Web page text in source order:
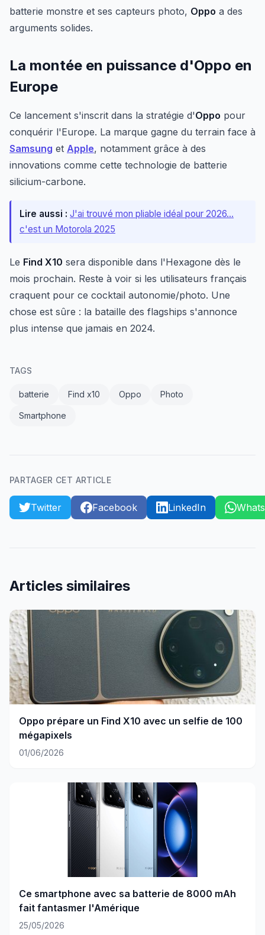
batterie monstre et ses capteurs photo, Oppo a des
arguments solides.
La montée en puissance d'Oppo en
Europe
Ce lancement s'inscrit dans la stratégie d'Oppo pour
conquérir l'Europe. La marque gagne du terrain face à
Samsung et Apple, notamment grâce à des
innovations comme cette technologie de batterie
silicium-carbone.
Lire aussi : J'ai trouvé mon pliable idéal pour 2026...
c'est un Motorola 2025
Le Find X10 sera disponible dans l'Hexagone dès le
mois prochain. Reste à voir si les utilisateurs français
craquent pour ce cocktail autonomie/photo. Une
chose est sûre : la bataille des flagships s'annonce
plus intense que jamais en 2024.
TAGS
batterie Find x10 Oppo Photo
Smartphone
PARTAGER CET ARTICLE
Twitter Facebook LinkedIn
Articles similaires
Oppo prépare un Find X10 avec un selfie de 100
mégapixels
01/06/2026
Ce smartphone avec sa batterie de 8000 mAh
fait fantasmer l'Amérique
25/05/2026